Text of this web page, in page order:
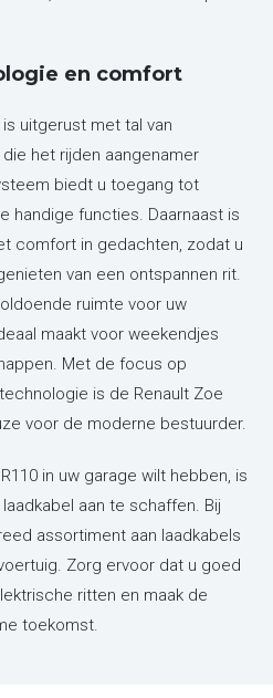
en comfort
is uitgerust met tal van
het rijden aangenamer
biedt u toegang tot
handige functies. Daarnaast is
comfort in gedachten, zodat u
van een ontspannen rit.
ruimte voor uw
maakt voor weekendjes
Met de focus op
is de Renault Zoe
voor de moderne bestuurder.
in uw garage wilt hebben, is
aan te schaffen. Bij
assortiment aan laadkabels
Zorg ervoor dat u goed
ritten en maak de
toekomst.